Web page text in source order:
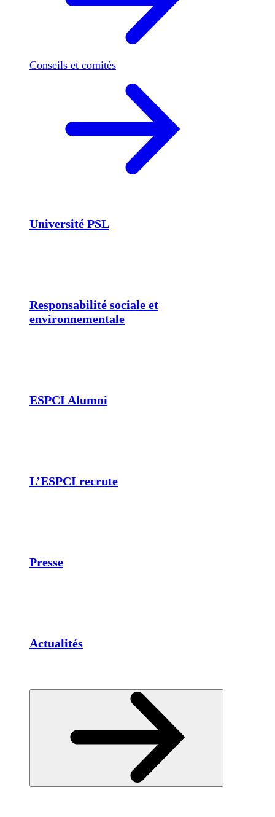
Conseils et comités
Université PSL
Responsabilité sociale et
environnementale
ESPCI Alumni
L’ESPCI recrute
Presse
Actualités